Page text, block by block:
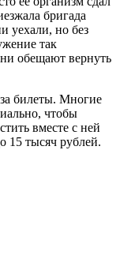
бригада
уехали, но без
так
обещают вернуть
билеты. Многие
чтобы
вместе с ней
15 тысяч рублей.